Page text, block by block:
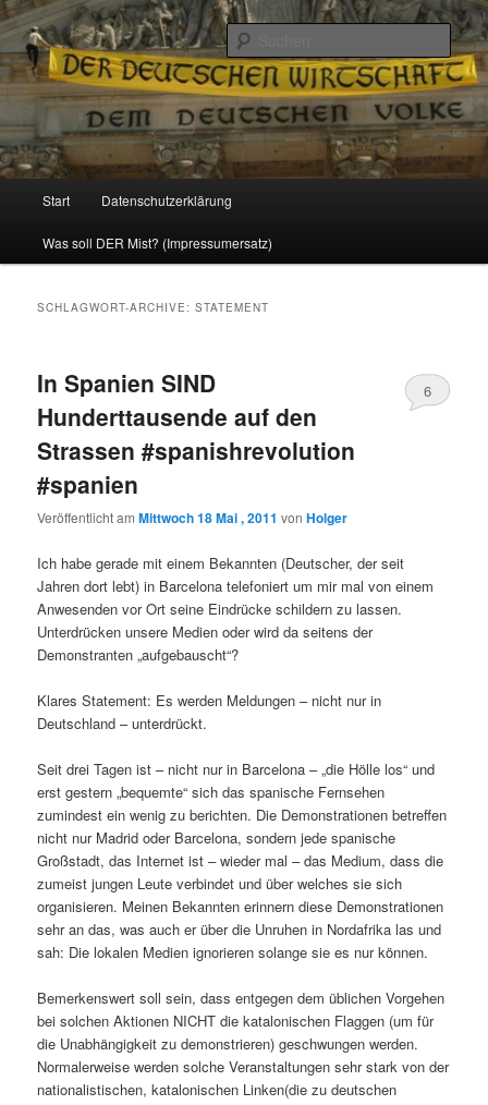
Reizzentrum
Politik, Wirtschaft, Soziales und Gesellschaft
Zum
Inhalt
Zum
sekundären
Start Datenschutzerklärung
Was soll DER Mist? (Impressumersatz)
SCHLAGWORT-ARCHIVE:STATEMENT
In Spanien SIND
Hunderttausende auf den
Strassen #spanishrevolution
#spanien
Veröffentlicht amMittwoch 18 Mai , 2011 vonHolger
6
Ich habe gerade mit einem Bekannten (Deutscher, der seit
Jahren dort lebt) in Barcelona telefoniert um mir mal von einem
Anwesenden vor Ort seine Eindrücke schildern zu lassen.
Unterdrücken unsere Medien oder wird da seitens der
Demonstranten „aufgebauscht“?
Klares Statement: Es werden Meldungen – nicht nur in
Deutschland – unterdrückt.
Seit drei Tagen ist – nicht nur in Barcelona – „die Hölle los“ und
erst gestern „bequemte“ sich das spanische Fernsehen
zumindest ein wenig zu berichten. Die Demonstrationen betreffen
nicht nur Madrid oder Barcelona, sondern jede spanische
Großstadt, das Internet ist – wieder mal – das Medium, dass die
zumeist jungen Leute verbindet und über welches sie sich
organisieren. Meinen Bekannten erinnern diese Demonstrationen
sehr an das, was auch er über die Unruhen in Nordafrika las und
sah: Die lokalen Medien ignorieren solange sie es nur können.
Bemerkenswert soll sein, dass entgegen dem üblichen Vorgehen
bei solchen Aktionen NICHT die katalonischen Flaggen (um für
die Unabhängigkeit zu demonstrieren) geschwungen werden.
Normalerweise werden solche Veranstaltungen sehr stark von der
nationalistischen, katalonischen Linken(die zu deutschen